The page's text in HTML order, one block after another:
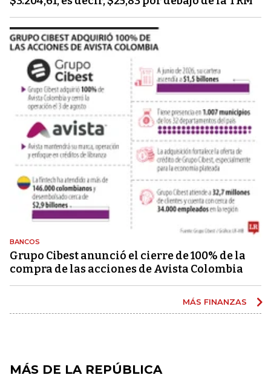
BANCOS
Grupo Cibest anunció el cierre de 100% de la
compra de las acciones de Avista Colombia
MÁS FINANZAS
MÁS DE LA REPÚBLICA